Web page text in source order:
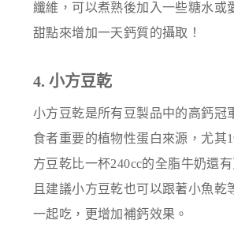
纖維，可以煮熟後加入一些糖水或
甜點來增加一天鈣質的攝取！
4. 小方豆乾
小方豆乾是所有豆製品中的高鈣冠
食者重要的植物性蛋白來源，尤其
方豆乾比一杯240cc的全脂牛奶還
且建議小方豆乾也可以跟著小魚乾
一起吃，更增加補鈣效果。